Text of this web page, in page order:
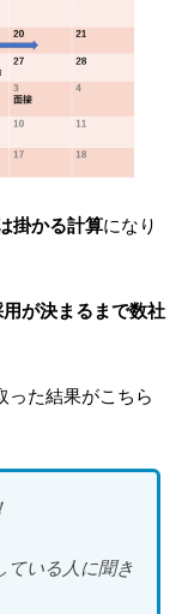
掛かる計算になり
が決まるまで数社
った結果がこちら
ている人に聞き